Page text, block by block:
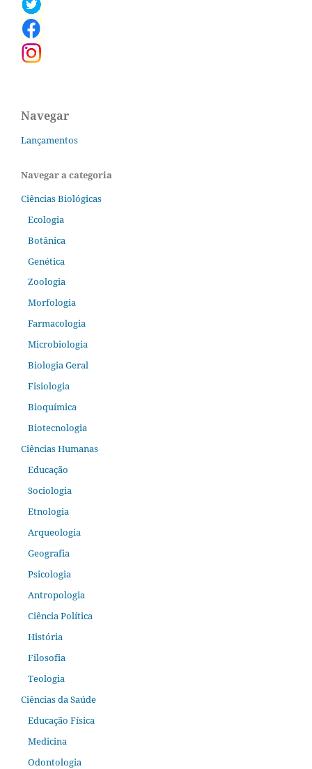
Navegar
Lançamentos
Navegar a categoria
Ciências Biológicas
Ecologia
Botânica
Genética
Zoologia
Morfologia
Farmacologia
Microbiologia
Biologia Geral
Fisiologia
Bioquímica
Biotecnologia
Ciências Humanas
Educação
Sociologia
Etnologia
Arqueologia
Geografia
Psicologia
Antropologia
Ciência Política
História
Filosofia
Teologia
Ciências da Saúde
Educação Física
Medicina
Odontologia